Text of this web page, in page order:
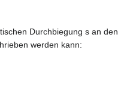
Durchbiegung s an den
werden kann: